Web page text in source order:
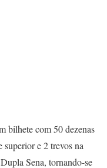
bilhete com 50 dezenas
superior e 2 trevos na
Sena, tornando-se